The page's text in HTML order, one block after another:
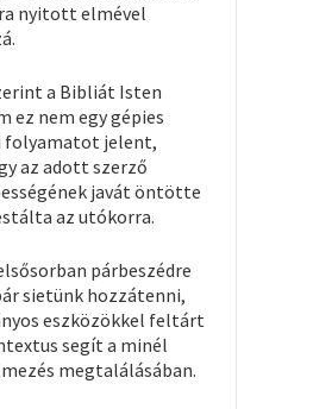
nyitott elmével
a Bibliát Isten
ez nem egy gépies
folyamatot jelent,
az adott szerző
javát öntötte
az utókorra.
párbeszédre
sietünk hozzátenni,
eszközökkel feltárt
segít a minél
megtalálásában.